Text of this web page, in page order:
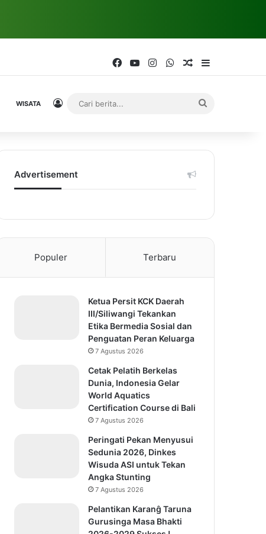
FacebookYouTubeInstagramWhatsAppRandom Article
WISATA Log In
Advertisement
Populer Terbaru
Ketua Persit KCK Daerah
III/Siliwangi Tekankan
Etika Bermedia Sosial dan
Penguatan Peran Keluarga
7 Agustus 2026
Cetak Pelatih Berkelas
Dunia, Indonesia Gelar
World Aquatics
Certification Course di Bali
7 Agustus 2026
Peringati Pekan Menyusui
Sedunia 2026, Dinkes
Wisuda ASI untuk Tekan
Angka Stunting
7 Agustus 2026
Pelantikan Karanĝ Taruna
Gurusinga Masa Bhakti